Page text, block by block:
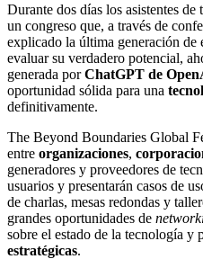
Durante dos días los asistentes
un congreso que, a través de
explicado la última generación de
evaluar su verdadero potencial,
generada porChatGPT de
oportunidad sólida para una
definitivamente.
The Beyond Boundaries Global
entre organizaciones,
generadores y proveedores de
usuarios y presentarán casos de
de charlas, mesas redondas y
grandes oportunidades de
sobre el estado de la tecnología y
estratégicas.